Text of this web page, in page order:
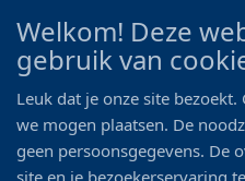
Ootmarsumseweg 125a
0546 - 622 990
06 - 11 19 81 42
Welkom! Deze
gebruik van
Leuk dat je onze site
we mogen plaatsen. De
geen persoonsgegevens. De
site en je bezoekerservaring